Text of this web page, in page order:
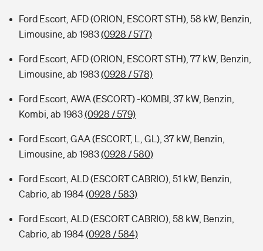
Ford Escort, AFD (ORION, ESCORT STH), 58 kW, Benzin,
Limousine, ab 1983(0928 / 577)
Ford Escort, AFD (ORION, ESCORT STH), 77 kW, Benzin,
Limousine, ab 1983(0928 / 578)
Ford Escort, AWA (ESCORT) -KOMBI, 37 kW, Benzin,
Kombi, ab 1983(0928 / 579)
Ford Escort, GAA (ESCORT, L, GL), 37 kW, Benzin,
Limousine, ab 1983(0928 / 580)
Ford Escort, ALD (ESCORT CABRIO), 51 kW, Benzin,
Cabrio, ab 1984(0928 / 583)
Ford Escort, ALD (ESCORT CABRIO), 58 kW, Benzin,
Cabrio, ab 1984(0928 / 584)